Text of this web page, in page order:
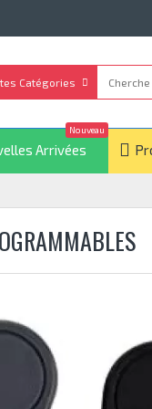
Catégories
Arrivées
Nouveau